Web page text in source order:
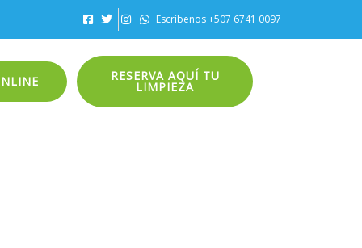
Escríbenos +507 6741 0097
RESERVA AQUÍ TU
LIMPIEZA